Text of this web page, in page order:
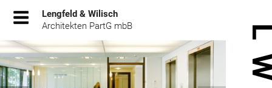
Inhalt
springen
Lengfeld & Wilisch
Architekten PartG mbB